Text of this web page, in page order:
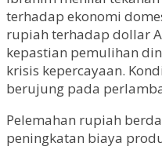
terhadap ekonomi
rupiah terhadap dollar
kepastian pemulihan
krisis kepercayaan.
berujung pada
Pelemahan rupiah
peningkatan biaya